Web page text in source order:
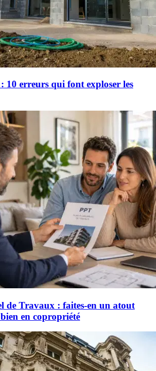
10 erreurs qui font exploser les
de Travaux : faites-en un atout
en copropriété